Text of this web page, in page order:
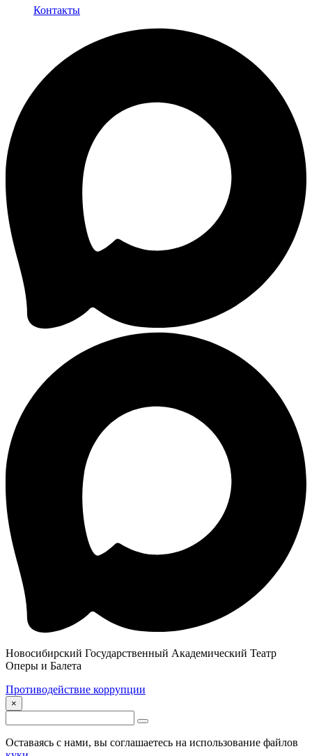
Контакты
Новосибирский Государственный Академический Театр
Оперы и Балета
Противодействие коррупции
×
Оставаясь с нами, вы соглашаетесь на использование файлов